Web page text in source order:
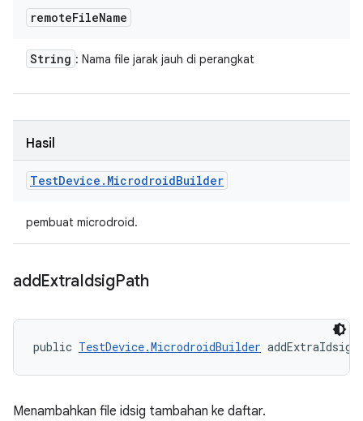
remoteFileName
String : Nama file jarak jauh di perangkat
Hasil
TestDevice . MicrodroidBuilder
pembuat microdroid.
addExtraIdsigPath
public TestDevice.MicrodroidBuilder
Menambahkan file idsig tambahan ke daftar.